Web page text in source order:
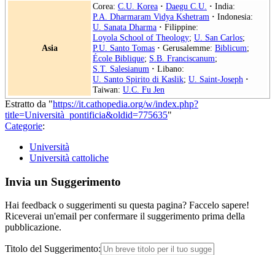
Asia
Corea: C.U. Korea · Daegu C.U. · India:
P.A. Dharmaram Vidya Kshetram · Indonesia:
U. Sanata Dharma · Filippine:
Loyola School of Theology; U. San Carlos;
P.U. Santo Tomas · Gerusalemme: Biblicum;
École Biblique; S.B. Franciscanum;
S.T. Salesianum · Libano:
U. Santo Spirito di Kaslik; U. Saint-Joseph ·
Taiwan: U.C. Fu Jen
Estratto da "https://it.cathopedia.org/w/index.php?
title=Università_pontificia&oldid=775635"
Categorie:
Università
Università cattoliche
Invia un Suggerimento
Hai feedback o suggerimenti su questa pagina? Faccelo sapere!
Riceverai un'email per confermare il suggerimento prima della
pubblicazione.
Titolo del Suggerimento: